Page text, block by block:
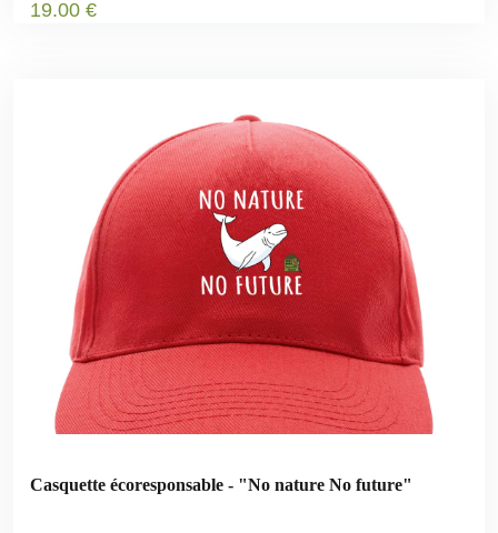
19.00 €
Casquette écoresponsable - "No nature No future"